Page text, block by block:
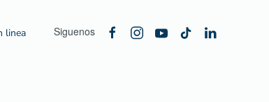
linea Siguenos